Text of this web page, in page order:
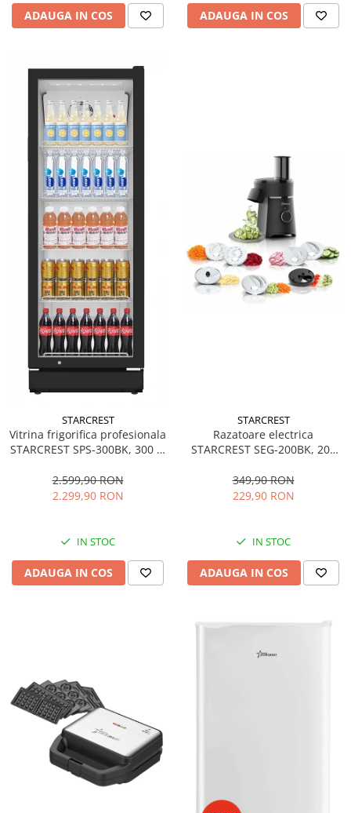
ADAUGA IN COS ADAUGA IN COS
STARCREST
Vitrina frigorifica profesionala
STARCREST SPS-300BK, 300 L,
LED, H 169.5 cm, Negru
2.599,90 RON
2.299,90 RON
IN STOC
ADAUGA IN COS
STARCREST
Razatoare electrica
STARCREST SEG-200BK, 200
349,90 RON
229,90 RON
IN STOC
ADAUGA IN COS